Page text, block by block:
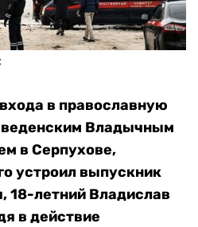
в православную
Владычным
в Серпухове,
устроил выпускник
18-летний Владислав
в действие